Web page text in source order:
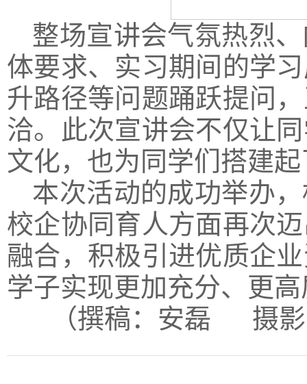
整场宣讲会气氛热烈
体要求、实习期间的学
升路径等问题踊跃提问
洽。此次宣讲会不仅让
文化，也为同学们搭建
本次活动的成功举办
校企协同育人方面再次
融合，积极引进优质企
学子实现更加充分、更
（撰稿：安磊 摄